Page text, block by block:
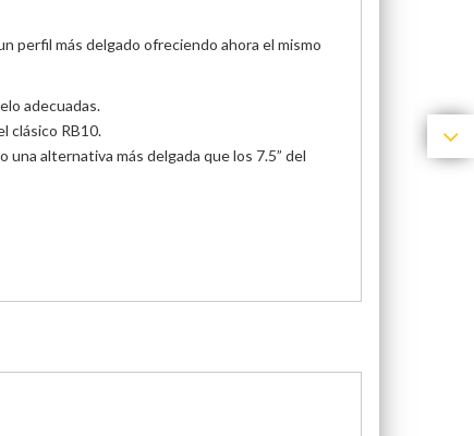
perfil más delgado ofreciendo ahora el mismo
adecuadas.
clásico RB10.
alternativa más delgada que los 7.5” del